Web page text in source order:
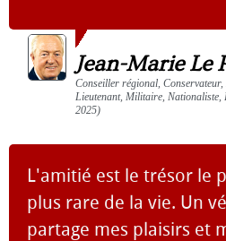
Jean-Marie Le
Conseiller régional,
Lieutenant, Militaire,
2025)
L'amitié est le trésor le
plus rare de la vie. Un
partage mes plaisirs et